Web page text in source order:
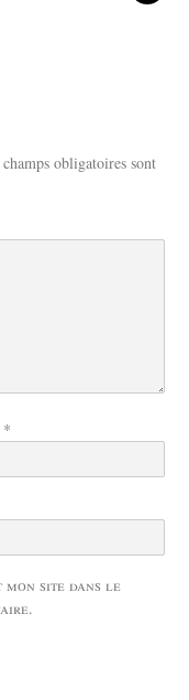
obligatoires sont
*
site dans le